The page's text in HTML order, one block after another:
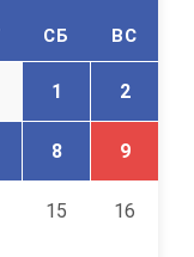
СБ ВС
1 2
8 9
15 16